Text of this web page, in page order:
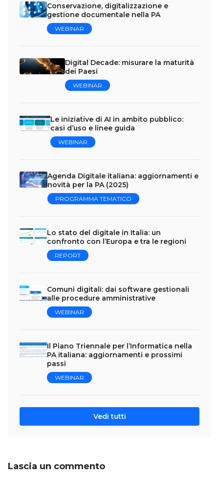
Conservazione, digitalizzazione e
gestione documentale nella PA
WEBINAR
Digital Decade: misurare la maturità
dei Paesi
WEBINAR
Le iniziative di AI in ambito pubblico:
casi d’uso e linee guida
WEBINAR
Agenda Digitale italiana: aggiornamenti e
novità per la PA (2025)
PROGRAMMA TEMATICO
Lo stato del digitale in Italia: un
confronto con l’Europa e tra le regioni
REPORT
Comuni digitali: dai software gestionali
alle procedure amministrative
WEBINAR
Il Piano Triennale per l’Informatica nella
PA italiana: aggiornamenti e prossimi
passi
WEBINAR
Vedi tutti
Lascia un commento